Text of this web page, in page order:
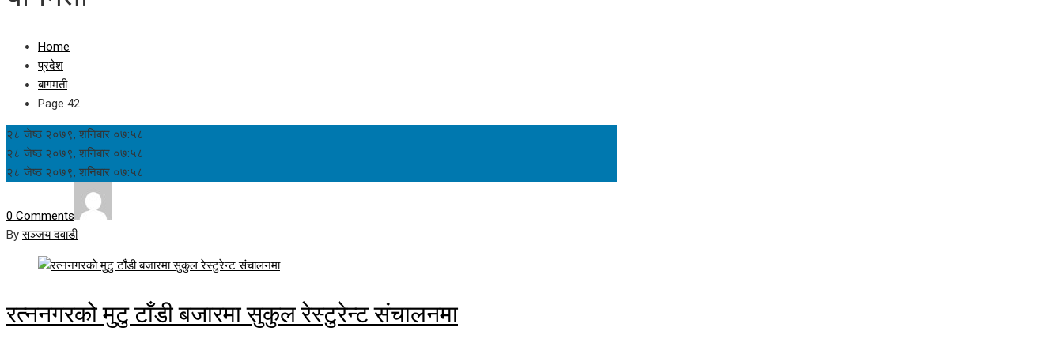
Home
प्रदेश
बागमती
Page 42
२८ जेष्ठ २०७९, शनिबार ०७:५८
२८ जेष्ठ २०७९, शनिबार ०७:५८
२८ जेष्ठ २०७९, शनिबार ०७:५८
0 Comments
Byसञ्जय दवाडी
रत्ननगरको मुटु टाँडी बजारमा सुकुल रेस्टुरेन्ट संचालनमा